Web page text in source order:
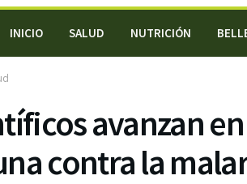
INICIO SALUD NUTRICIÓN
avanzan
contra la